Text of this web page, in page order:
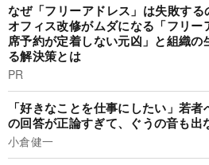
なぜ「フリーアドレス」は失敗す
オフィス改修がムダになる「フリー
席予約が定着しない元凶」と組織の
る解決策とは
PR
「好きなことを仕事にしたい」若
の回答が正論すぎて、ぐうの音も出
小倉健一